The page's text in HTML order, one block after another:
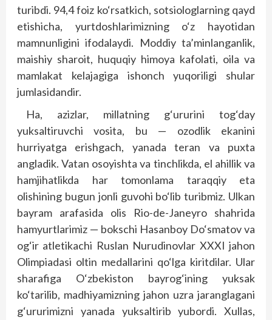
turibdi. 94,4 foiz ko‘rsatkich, sotsiologlarning qayd
etishicha, yurtdoshlarimizning o‘z hayotidan
mamnunligini ifodalaydi. Moddiy ta’minlanganlik,
maishiy sharoit, huquqiy himoya kafolati, oila va
mamlakat kelajagiga ishonch yuqoriligi shular
jumlasidandir.
Ha, azizlar, millatning g‘ururini tog‘day
yuksaltiruvchi vosita, bu — ozodlik ekanini
hurriyatga erishgach, yanada teran va puxta
angladik. Vatan osoyishta va tinchlikda, el ahillik va
hamjihatlikda har tomonlama taraqqiy eta
olishining bugun jonli guvohi bo‘lib turibmiz. Ulkan
bayram arafasida olis Rio-de-Janeyro shahrida
hamyurtlarimiz — bokschi Hasanboy Do‘smatov va
og‘ir atletikachi Ruslan Nurudinovlar XXXI jahon
Olimpiadasi oltin medallarini qo‘lga kiritdilar. Ular
sharafiga O‘zbekiston bayrog‘ining yuksak
ko‘tarilib, madhiyamizning jahon uzra jaranglagani
g‘ururimizni yanada yuksaltirib yubordi. Xullas,